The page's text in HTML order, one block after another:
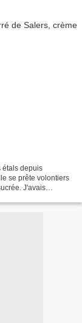
étals depuis
se prête volontiers
J'avais